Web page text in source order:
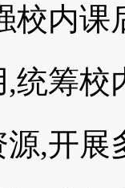
校内课
统筹校
,开展